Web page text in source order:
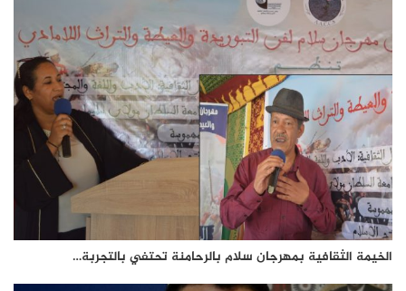
الخيمة الثقافية بمهرجان سلام بالرحامنة تحتفي بالتجربة…